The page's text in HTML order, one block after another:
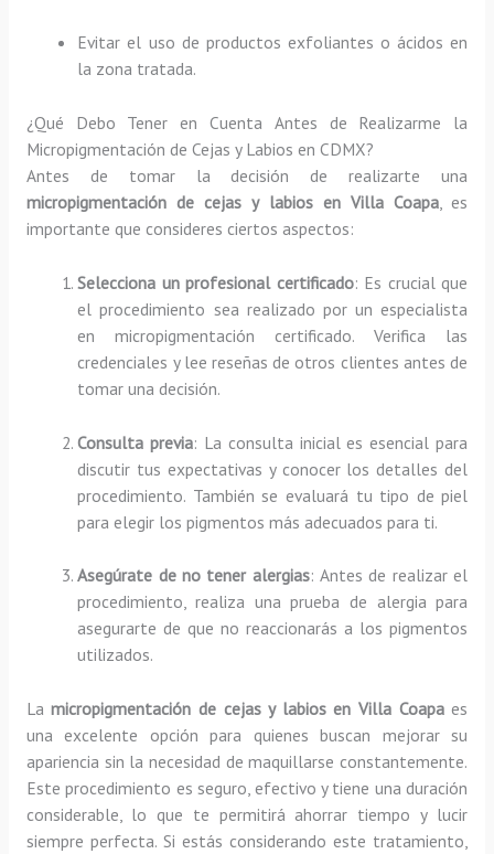
Evitar el uso de productos exfoliantes o ácidos en
la zona tratada.
¿Qué Debo Tener en Cuenta Antes de Realizarme la
Micropigmentación de Cejas y Labios en CDMX?
Antes de tomar la decisión de realizarte una
micropigmentación de cejas y labios en Villa Coapa, es
importante que consideres ciertos aspectos:
Selecciona un profesional certificado: Es crucial que
el procedimiento sea realizado por un especialista
en micropigmentación certificado. Verifica las
credenciales y lee reseñas de otros clientes antes de
tomar una decisión.
Consulta previa: La consulta inicial es esencial para
discutir tus expectativas y conocer los detalles del
procedimiento. También se evaluará tu tipo de piel
para elegir los pigmentos más adecuados para ti.
Asegúrate de no tener alergias: Antes de realizar el
procedimiento, realiza una prueba de alergia para
asegurarte de que no reaccionarás a los pigmentos
utilizados.
Lamicropigmentación de cejas y labios en Villa Coapaes
una excelente opción para quienes buscan mejorar su
apariencia sin la necesidad de maquillarse constantemente.
Este procedimiento es seguro, efectivo y tiene una duración
considerable, lo que te permitirá ahorrar tiempo y lucir
siempre perfecta. Si estás considerando este tratamiento,